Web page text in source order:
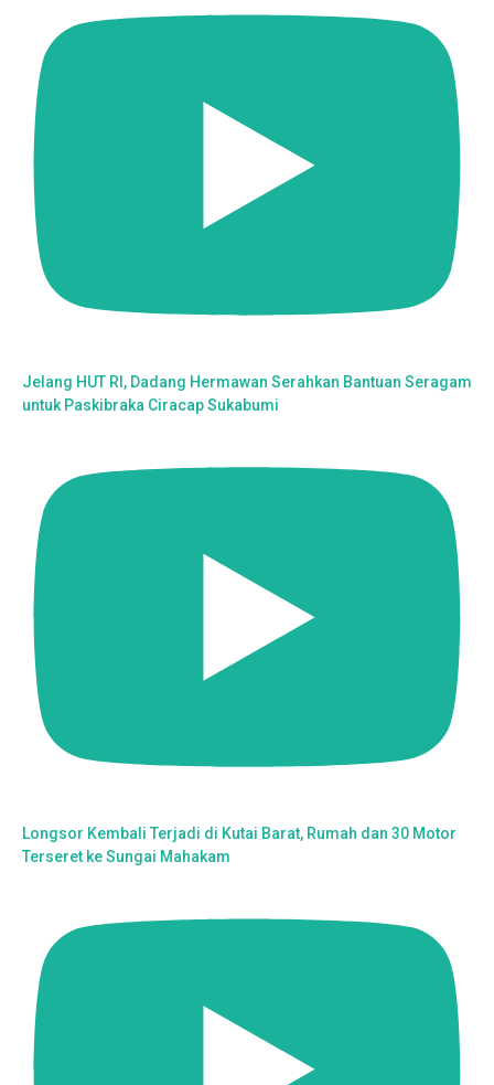
Jelang HUT RI, Dadang Hermawan Serahkan Bantuan Seragam
untuk Paskibraka Ciracap Sukabumi
Longsor Kembali Terjadi di Kutai Barat, Rumah dan 30 Motor
Terseret ke Sungai Mahakam